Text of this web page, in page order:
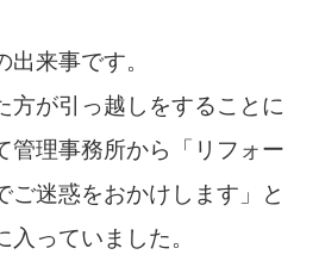
来事です。
方が引っ越しをすることに
管理事務所から「リフォー
ご迷惑をおかけします」と
っていました。